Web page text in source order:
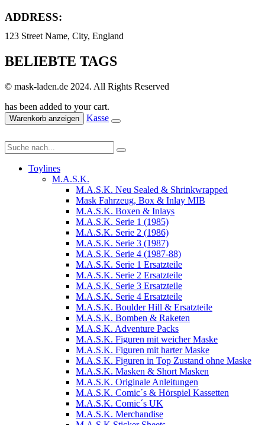
ADDRESS:
123 Street Name, City, England
BELIEBTE TAGS
© mask-laden.de 2024. All Rights Reserved
has been added to your cart.
Warenkorb anzeigen Kasse
Toylines
M.A.S.K.
M.A.S.K. Neu Sealed & Shrinkwrapped
Mask Fahrzeug, Box & Inlay MIB
M.A.S.K. Boxen & Inlays
M.A.S.K. Serie 1 (1985)
M.A.S.K. Serie 2 (1986)
M.A.S.K. Serie 3 (1987)
M.A.S.K. Serie 4 (1987-88)
M.A.S.K. Serie 1 Ersatzteile
M.A.S.K. Serie 2 Ersatzteile
M.A.S.K. Serie 3 Ersatzteile
M.A.S.K. Serie 4 Ersatzteile
M.A.S.K. Boulder Hill & Ersatzteile
M.A.S.K. Bomben & Raketen
M.A.S.K. Adventure Packs
M.A.S.K. Figuren mit weicher Maske
M.A.S.K. Figuren mit harter Maske
M.A.S.K. Figuren in Top Zustand ohne Maske
M.A.S.K. Masken & Short Masken
M.A.S.K. Originale Anleitungen
M.A.S.K. Comic´s & Hörspiel Kassetten
M.A.S.K. Comic´s UK
M.A.S.K. Merchandise